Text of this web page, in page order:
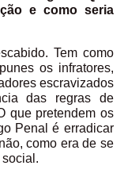
e como seria
Tem como
os infratores,
escravizados
das regras de
que pretendem os
Penal é erradicar
como era de se